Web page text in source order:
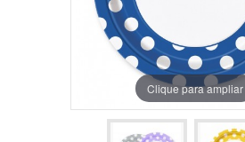
Clique para ampliar